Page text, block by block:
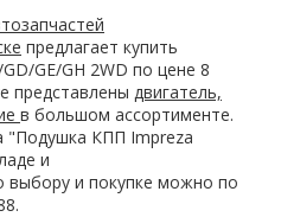
предлагает купить
GE/GH 2WD по цене 8
представлены двигатель,
в большом ассортименте.
"Подушка КПП Impreza
и
выбору и покупке можно по